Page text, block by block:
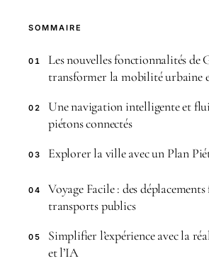
SOMMAIRE
01
Les nouvelles fonctionnalités de
transformer la mobilité urbaine
02
Une navigation intelligente et
piétons connectés
03 Explorer la ville avec un Plan
04
Voyage Facile : des déplacements
transports publics
05
Simplifier l’expérience avec la
et l’IA